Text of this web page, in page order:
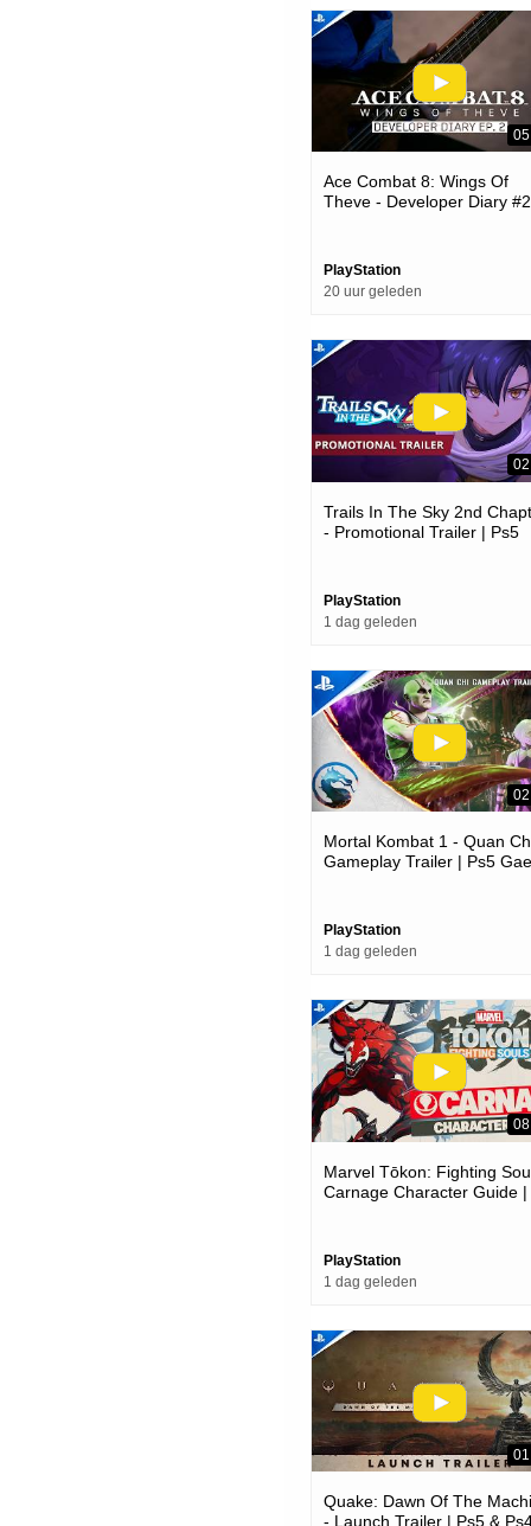
Ace Combat 8: Wings Of
Theve - Developer Diary
PlayStation
20 uur geleden
Trails In The Sky 2nd
- Promotional Trailer | Ps5
PlayStation
1 dag geleden
Mortal Kombat 1 - Quan
Gameplay Trailer | Ps5
PlayStation
1 dag geleden
Marvel Tōkon: Fighting
Carnage Character Guide |
PlayStation
1 dag geleden
Quake: Dawn Of The
- Launch Trailer | Ps5 &